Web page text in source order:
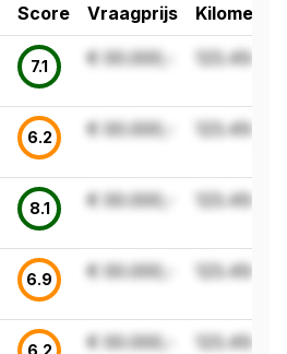
Score Vraagprijs
7.1 € 00.000,- 123.456 km
6.2 € 00.000,- 123.456 km
8.1 € 00.000,- 123.456 km
6.9 € 00.000,- 123.456 km
6.2 € 00.000,- 123.456 km